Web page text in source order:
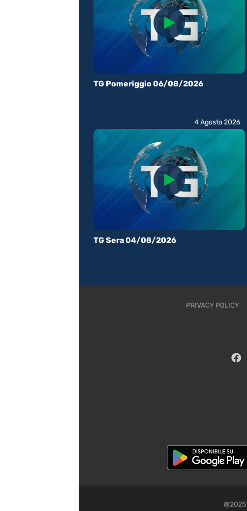
TG Pomeriggio 06/08/2026
TG Sera 04/08/2026
4 Agosto 2026
PRIVACY POLICY
@2025